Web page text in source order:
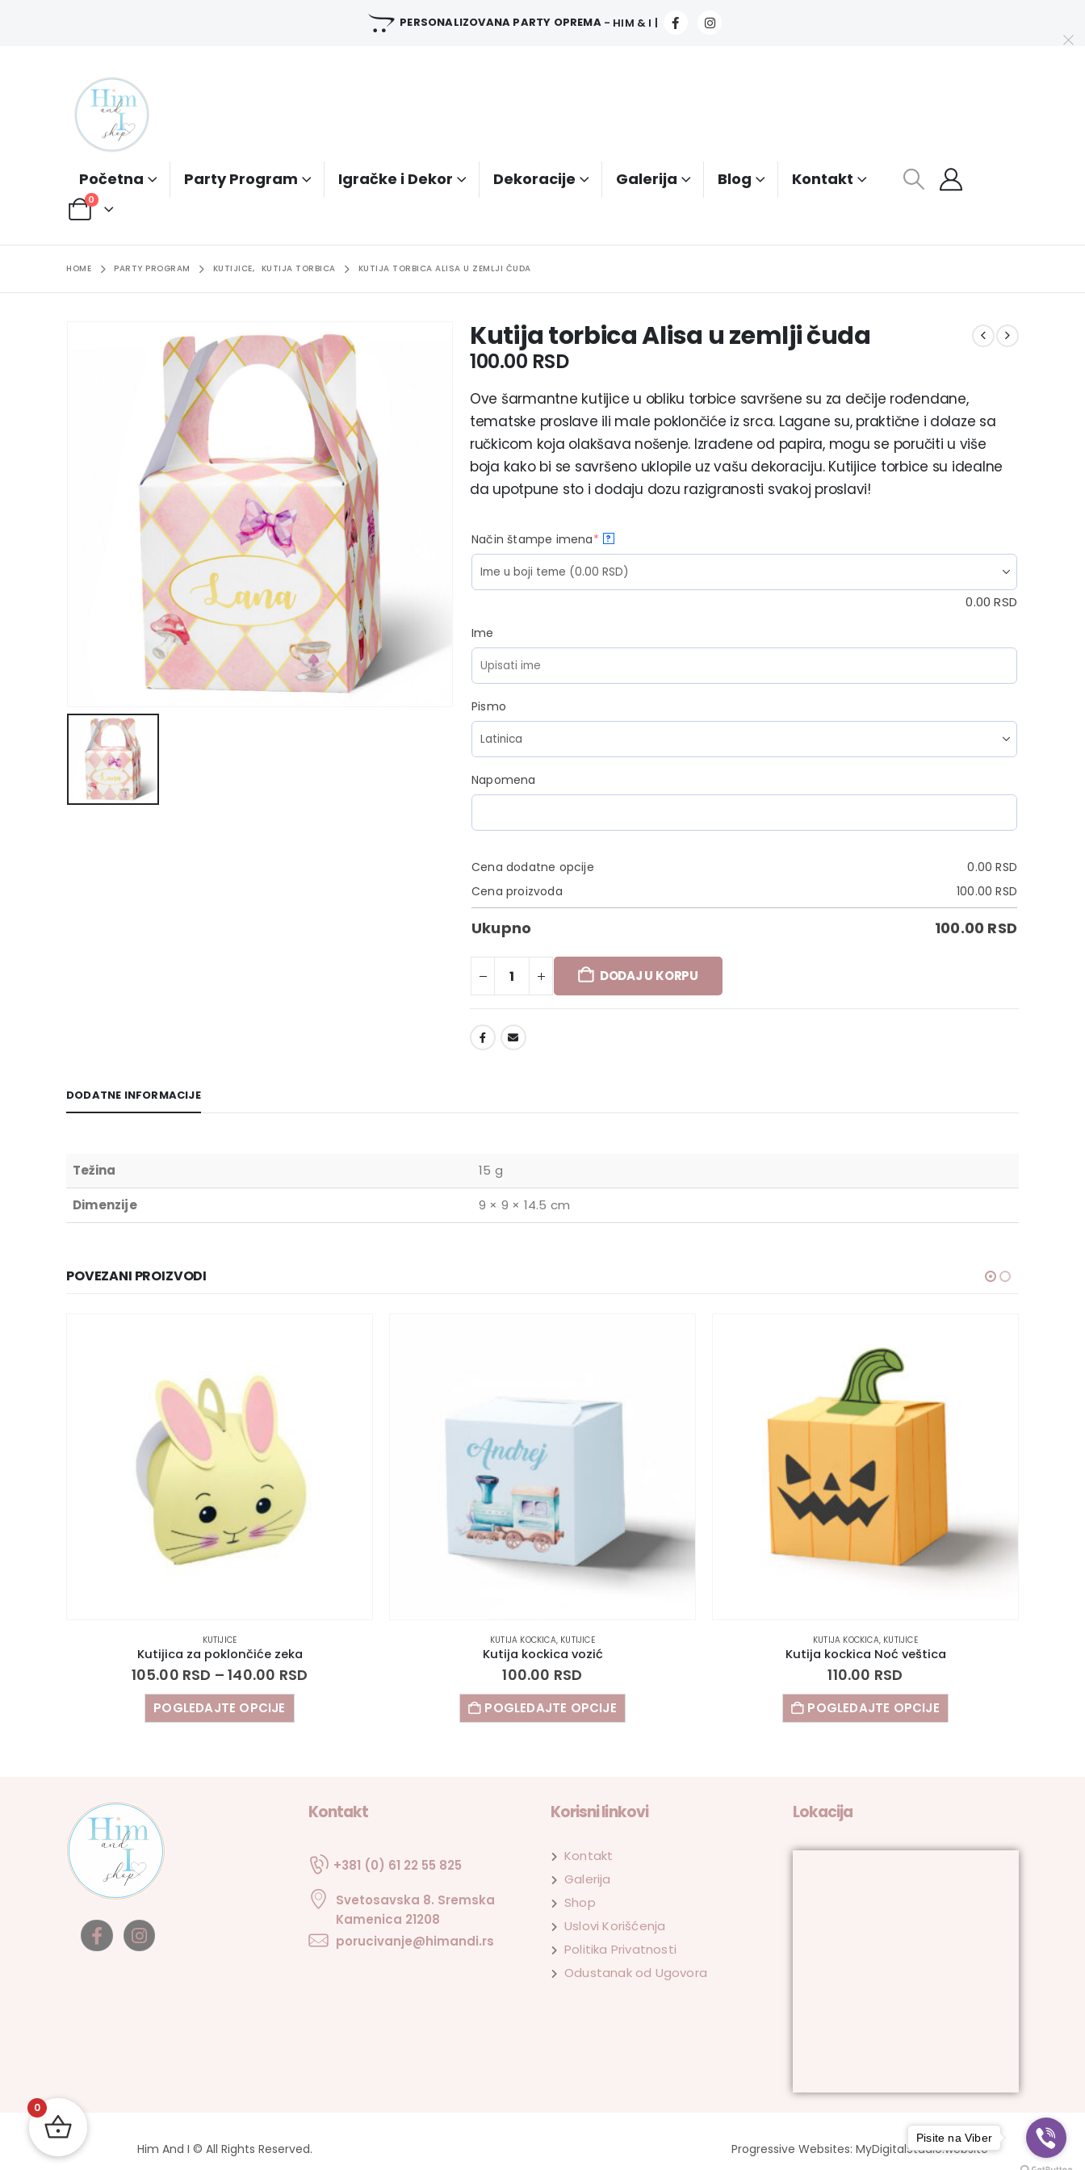
PERSONALIZOVANA PARTY OPREMA - HIM & I |
Početna Party Program Igračke i Dekor Dekoracije Galerija Blog Kontakt
0
HOME PARTY PROGRAM KUTIJICE, KUTIJA TORBICA KUTIJA TORBICA ALISA U ZEMLJI ČUDA
Kutija torbica Alisa u zemlji čuda
100.00 RSD
Ove šarmantne kutijice u obliku torbice savršene su za dečije rođendane,
tematske proslave ili male poklončiće iz srca. Lagane su, praktične i dolaze sa
ručkicom koja olakšava nošenje. Izrađene od papira, mogu se poručiti u više
boja kako bi se savršeno uklopile uz vašu dekoraciju. Kutijice torbice su idealne
da upotpune sto i dodaju dozu razigranosti svakoj proslavi!
Način štampe imena* ?
0.00RSD
Ime
Pismo
Napomena
Cena dodatne opcije 0.00RSD
Cena proizvoda
100.00RSD
Ukupno 100.00 RSD
DODAJ U KORPU
DODATNE INFORMACIJE
Težina 15 g
Dimenzije 9 × 9 × 14.5 cm
POVEZANI PROIZVODI
KUTIJICE
Kutijica za poklončiće zeka
105.00 RSD – 140.00 RSD
POGLEDAJTE OPCIJE
KUTIJA KOCKICA, KUTIJICE
Kutija kockica vozić
100.00 RSD
POGLEDAJTE OPCIJE
KUTIJA KOCKICA, KUTIJICE
Kutija kockica Noć veštica
110.00 RSD
POGLEDAJTE OPCIJE
Kontakt
+381 (0) 61 22 55 825
Svetosavska 8. Sremska
Kamenica 21208
porucivanje@himandi.rs
Korisni linkovi
Kontakt
Galerija
Shop
Uslovi Korišćenja
Politika Privatnosti
Odustanak od Ugovora
Lokacija
Him And I © All Rights Reserved. Progressive Websites: MyDigitalStudio.website
0
Pisite na Viber